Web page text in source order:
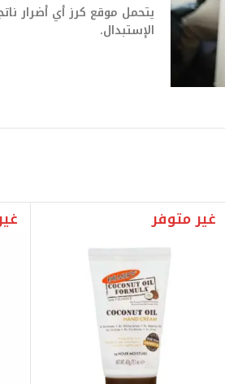
يتحمل موقع كرز أي أضرار
الإستبدال.
غير متوفر